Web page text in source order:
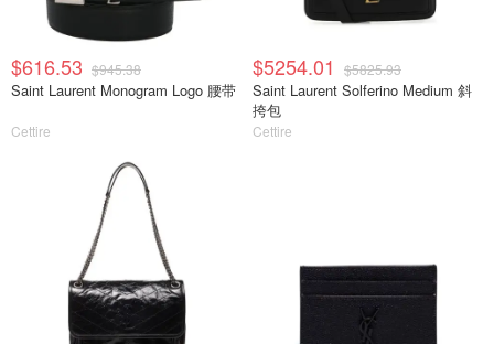
$616.53 $945.38
Saint Laurent Monogram Logo 腰带
Cettire
$5254.01 $5825.93
Saint Laurent Solferino Medium 斜
挎包
Cettire